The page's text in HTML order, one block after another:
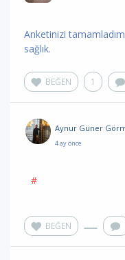
Anketinizi
sağlık.
BEĞEN 1
Aynur Güner
4 ay önce
#
BEĞEN